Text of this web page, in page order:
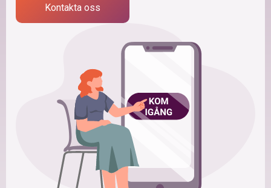
Kontakta oss